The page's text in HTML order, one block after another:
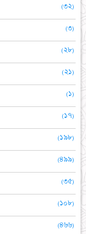
(৩২)
(৩)
(২৮)
(২১)
(১)
(১৭)
(১৯৮)
(৪৯৯)
(৩৫)
(১০৮)
(৪৬৬)